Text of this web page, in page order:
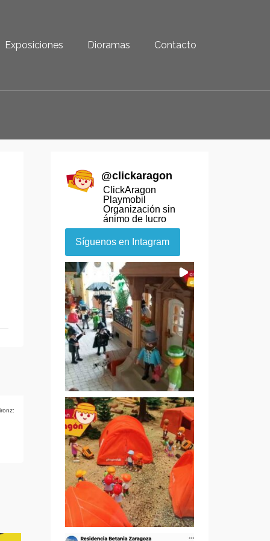
Exposiciones Dioramas Contacto
@clickaragon
ClickAragon
Playmobil
Organización sin
ánimo de lucro
Síguenos en Intagram